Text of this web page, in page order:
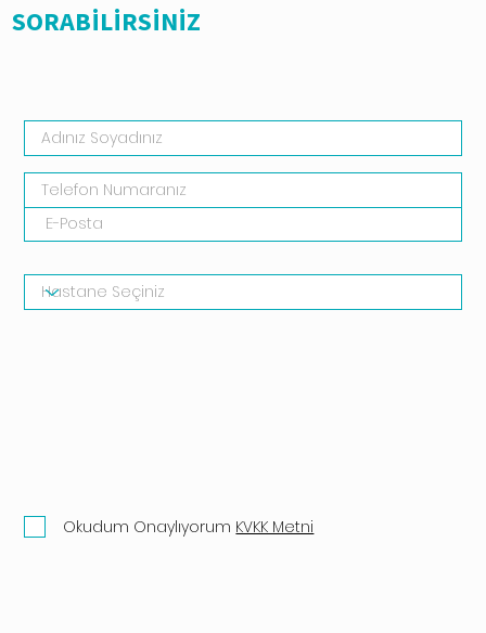
SORABİLİRSİNİZ
Okudum Onaylıyorum KVKK Metni